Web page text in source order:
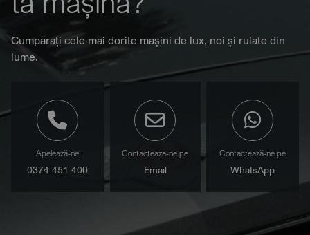
Cumpărați cele mai dorite mașini de lux, noi și rulate din
lume.
Apelează-ne
0374 451 400
Contactează-ne pe
Email
Contactează-ne pe
WhatsApp